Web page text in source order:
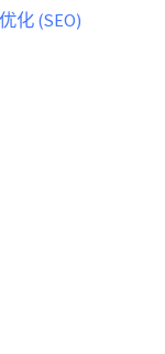
化 (SEO)